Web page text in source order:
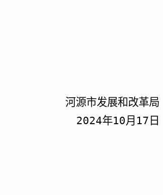
河源市发展和改革局
2024年10月 17 日